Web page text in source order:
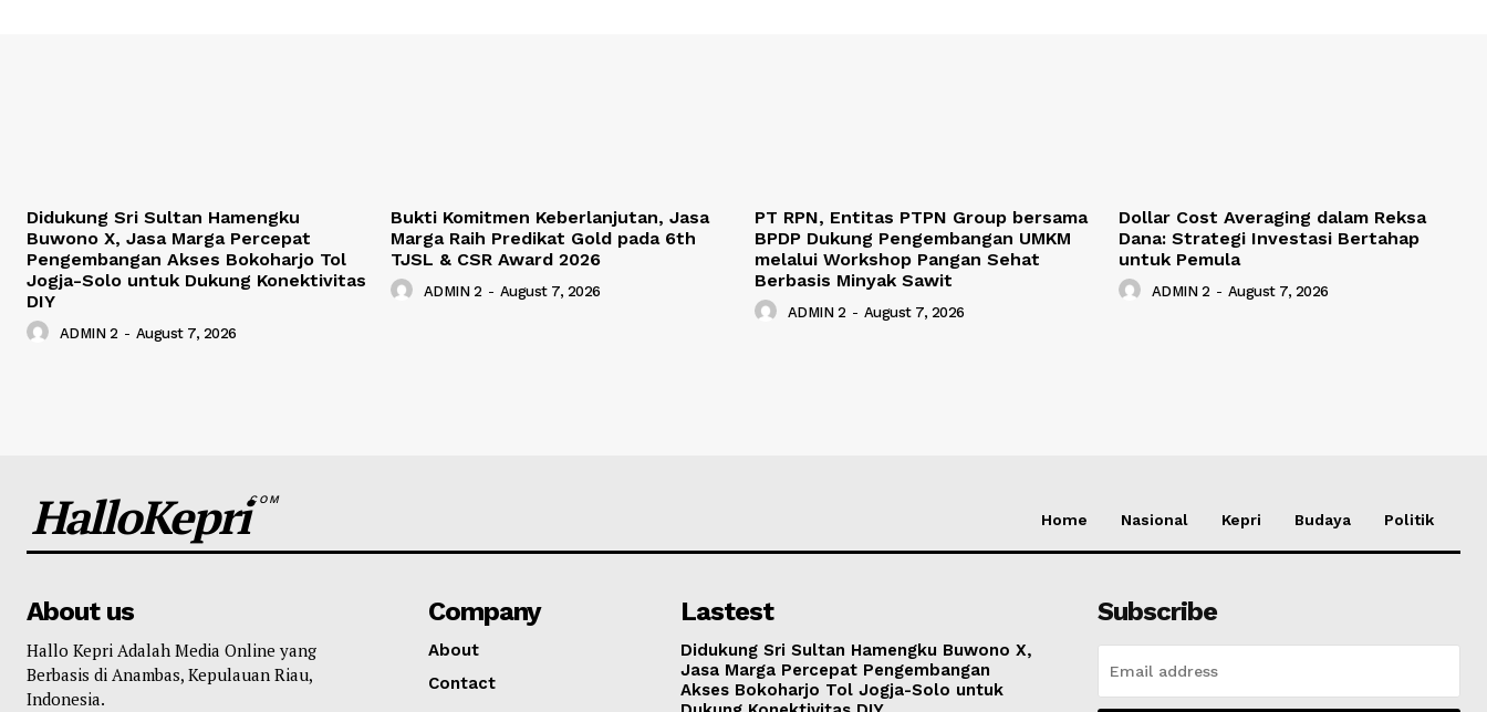
Didukung Sri Sultan Hamengku
Buwono X, Jasa Marga Percepat
Pengembangan Akses Bokoharjo Tol
Jogja-Solo untuk Dukung Konektivitas
DIY
ADMIN 2 - August 7, 2026
Bukti Komitmen Keberlanjutan, Jasa
Marga Raih Predikat Gold pada 6th
TJSL & CSR Award 2026
ADMIN 2 - August 7, 2026
PT RPN, Entitas PTPN Group bersama
BPDP Dukung Pengembangan UMKM
melalui Workshop Pangan Sehat
Berbasis Minyak Sawit
ADMIN 2 - August 7, 2026
Dollar Cost Averaging dalam Reksa
Dana: Strategi Investasi Bertahap
untuk Pemula
ADMIN 2 - August 7, 2026
HalloKepriCOM
Home Nasional Kepri Budaya Politik
About us
Hallo Kepri Adalah Media Online yang
Berbasis di Anambas, Kepulauan Riau,
Indonesia.
Company
About
Contact
Lastest
Didukung Sri Sultan Hamengku Buwono X,
Jasa Marga Percepat Pengembangan
Akses Bokoharjo Tol Jogja-Solo untuk
Subscribe